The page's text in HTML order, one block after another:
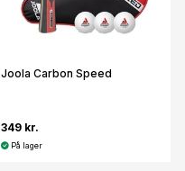
Joola Carbon Speed
349 kr.
På lager